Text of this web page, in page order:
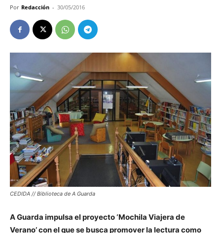
Por Redacción - 30/05/2016
CEDIDA // Biblioteca de A Guarda
A Guarda impulsa el proyecto ‘Mochila Viajera de
Verano’ con el que se busca promover la lectura como